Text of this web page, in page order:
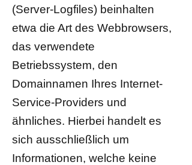
(Server-Logfiles) beinhalten
etwa die Art des Webbrowsers,
das verwendete
Betriebssystem, den
Domainnamen Ihres Internet-
Service-Providers und
ähnliches. Hierbei handelt es
sich ausschließlich um
Informationen, welche keine